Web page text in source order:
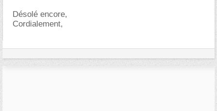
Désolé encore,
Cordialement,